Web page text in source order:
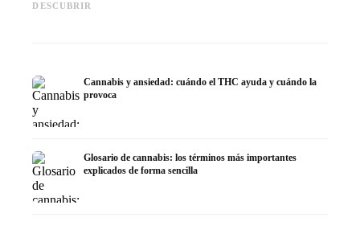
DESCUBRIR
la investigación
Cannabis y ansiedad: cuándo el THC ayuda y cuándo la
provoca
Glosario de cannabis: los términos más importantes
explicados de forma sencilla